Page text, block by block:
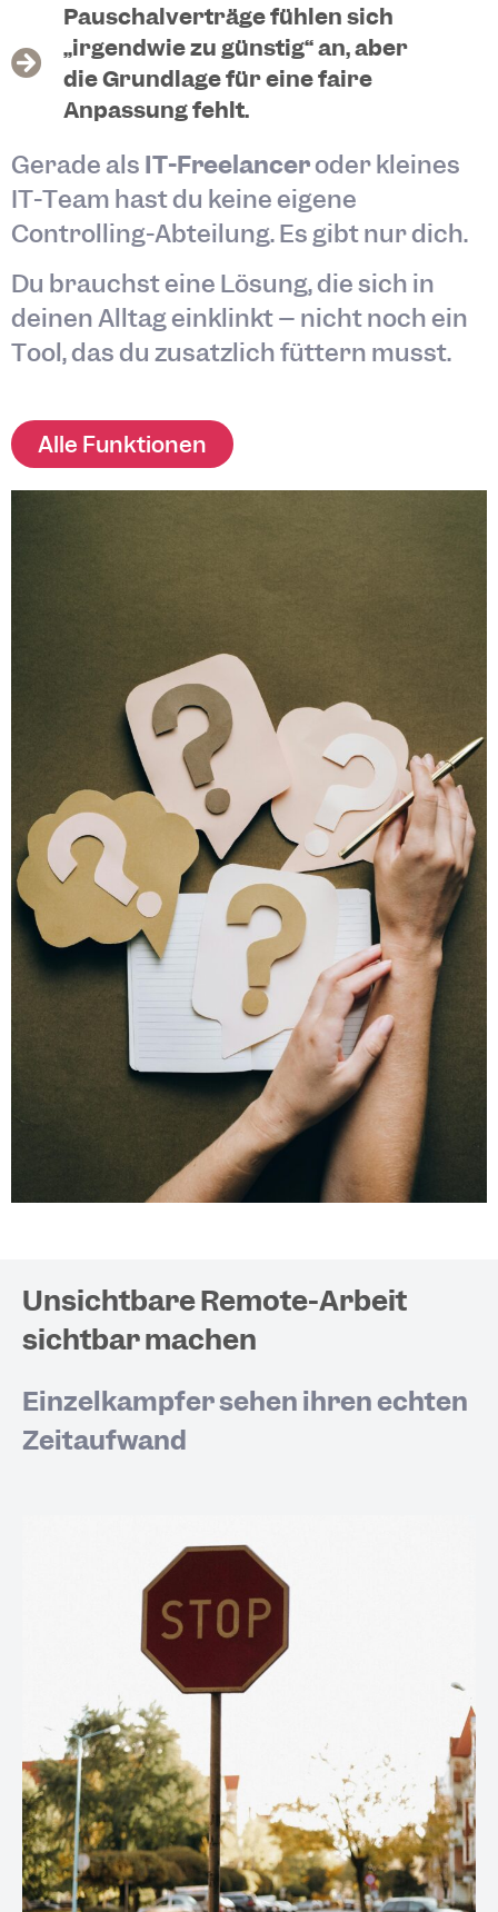
Pauschalverträge fühlen sich
„irgendwie zu günstig“ an, aber
die Grundlage für eine faire
Anpassung fehlt.
Gerade als IT-Freelanceroder kleines
IT-Team hast du keine eigene
Controlling-Abteilung. Es gibt nur dich.
Du brauchst eine Lösung, die sich in
deinen Alltag einklinkt – nicht noch ein
Tool, das du zusätzlich füttern musst.
Alle Funktionen
Unsichtbare Remote-Arbeit
sichtbar machen
Einzelkämpfer sehen ihren echten
Zeitaufwand